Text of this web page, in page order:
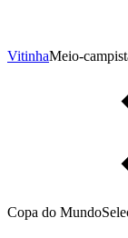
VitinhaMeio-
Copa do Mundo